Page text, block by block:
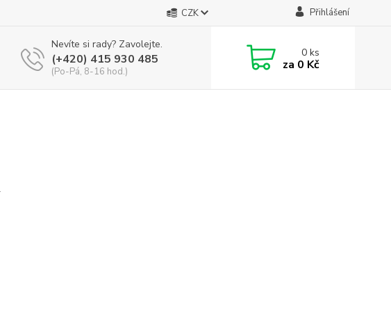
CZK Přihlášení
Nevíte si rady? Zavolejte.
(+420) 415 930 485
(Po-Pá, 8-16 hod.)
0ks
za 0 Kč